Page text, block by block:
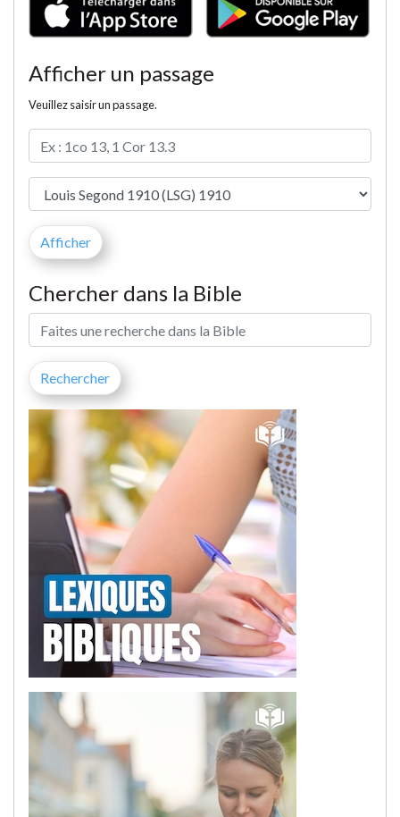
Afficher un passage
Veuillez saisir un passage.
Chercher dans la Bible